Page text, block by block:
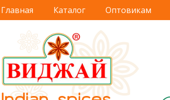
Главная Каталог Оптовикам